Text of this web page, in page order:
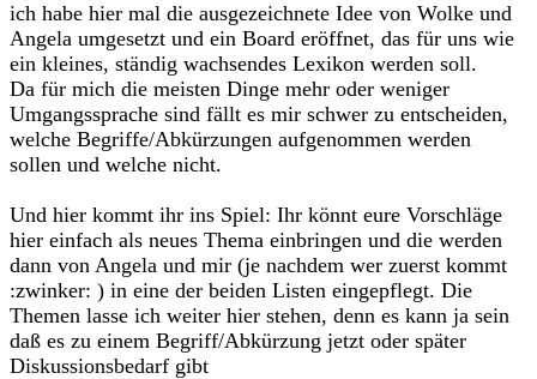
ich habe hier mal die ausgezeichnete Idee von Wolke und
Angela umgesetzt und ein Board eröffnet, das für uns wie
ein kleines, ständig wachsendes Lexikon werden soll.
Da für mich die meisten Dinge mehr oder weniger
Umgangssprache sind fällt es mir schwer zu entscheiden,
welche Begriffe/Abkürzungen aufgenommen werden
sollen und welche nicht.
Und hier kommt ihr ins Spiel: Ihr könnt eure Vorschläge
hier einfach als neues Thema einbringen und die werden
dann von Angela und mir (je nachdem wer zuerst kommt
:zwinker: ) in eine der beiden Listen eingepflegt. Die
Themen lasse ich weiter hier stehen, denn es kann ja sein
daß es zu einem Begriff/Abkürzung jetzt oder später
Diskussionsbedarf gibt